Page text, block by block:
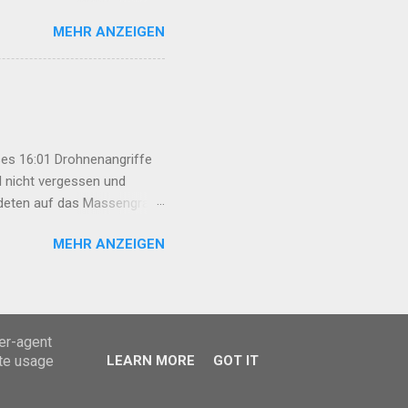
Organisierung
auf Hoffnung erhalten
22:47 Syrische
MEHR ANZEIGEN
16:01 Drohnenangriffe
nicht vergessen und
auf das Massengrab
darf nicht nur das
MEHR ANZEIGEN
agent
usage
LEARN MORE GOT IT